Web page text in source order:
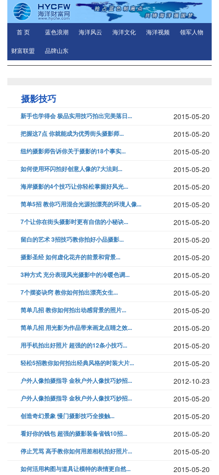
首 页 蓝色浪潮 海洋风云 海洋文化 海洋视频 领军人物
财富联盟 品牌山东
摄影技巧
新手也学得会 极品实用技巧拍出完美落日... 2015-05-20
把握这7点 你就能成为优秀街头摄影师... 2015-05-20
纽约摄影师告诉你关于摄影的18个事实... 2015-05-20
如何使用环闪拍好创意人像的7大法则... 2015-05-20
海岸摄影的4个技巧让你轻松掌握好风光... 2015-05-20
简单5招 教你巧用混合光源拍漂亮的环境人像... 2015-05-20
7个让你在街头摄影时更有自信的小秘诀... 2015-05-20
留白的艺术 3招技巧教你拍好小品摄影... 2015-05-20
摄影圣经 如何虚化花卉的前景和背景... 2015-05-20
3种方式 充分表现风光摄影中的冷暖色调... 2015-05-20
7个摆姿诀窍 教你如何拍出漂亮女生... 2015-05-20
简单几招 教你如何拍出动感背景的照片... 2015-05-20
简单几招 用光影为作品带来画龙点睛之效... 2015-05-20
用手机拍出好照片 超强的的12条小技巧... 2015-05-20
轻松5招教你如何拍出经典风格的时装大片... 2015-05-20
户外人像拍摄指导 金秋户外人像技巧妙招... 2012-10-23
户外人像拍摄指导 金秋户外人像技巧妙招... 2015-05-20
创造奇幻景象 慢门摄影技巧全接触... 2015-05-20
看好你的钱包 超强的摄影装备省钱10招... 2015-05-20
停止咒骂 高手教你如何用差相机拍好照片... 2015-05-20
如何活用构图与道具让模特的表情更自然... 2015-05-20